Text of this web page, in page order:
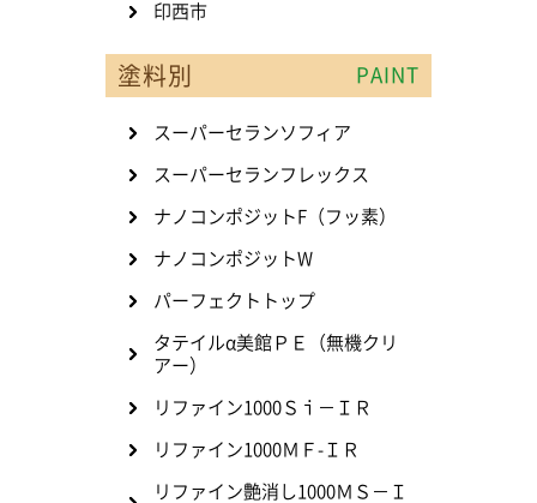
印西市
塗料別 PAINT
スーパーセランソフィア
スーパーセランフレックス
ナノコンポジットF（フッ素）
ナノコンポジットW
パーフェクトトップ
タテイルα美館ＰＥ（無機クリ
アー）
リファイン1000Ｓｉ－ＩＲ
リファイン1000ＭＦ-ＩＲ
リファイン艶消し1000ＭＳ－Ｉ